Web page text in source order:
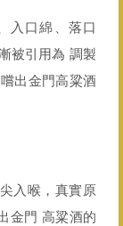
入口綿、落口
被引用為 調製
出金門高粱酒
入喉，真實原
金門 高粱酒的